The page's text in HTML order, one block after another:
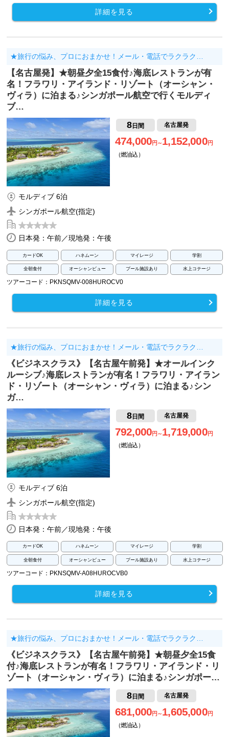
詳細を見る
★旅行の悩み、プロにおまかせ！メール・電話でラクラク…
【名古屋発】★朝昼夕全15食付♪海底レストランが有
名！フラワリ・アイランド・リゾート（オーシャン・
ヴィラ）に泊まる♪シンガポール航空で行くモルディ
ブ…
8日間 名古屋発
474,000円～1,152,000円
（燃油込）
モルディブ 6泊
シンガポール航空(指定)
日本発：午前／現地発：午後
カードOK ハネムーン マイレージ 学割
全朝食付 オーシャンビュー プール施設あり 水上コテージ
ツアーコード：PKNSQMV-008HUROCV0
詳細を見る
★旅行の悩み、プロにおまかせ！メール・電話でラクラク…
《ビジネスクラス》【名古屋午前発】★オールインク
ルーシブ♪海底レストランが有名！フラワリ・アイラン
ド・リゾート（オーシャン・ヴィラ）に泊まる♪シン
ガ…
8日間 名古屋発
792,000円～1,719,000円
（燃油込）
モルディブ 6泊
シンガポール航空(指定)
日本発：午前／現地発：午後
カードOK ハネムーン マイレージ 学割
全朝食付 オーシャンビュー プール施設あり 水上コテージ
ツアーコード：PKNSQMV-A08HUROCVB0
詳細を見る
★旅行の悩み、プロにおまかせ！メール・電話でラクラク…
《ビジネスクラス》【名古屋午前発】★朝昼夕全15食
付♪海底レストランが有名！フラワリ・アイランド・リ
ゾート（オーシャン・ヴィラ）に泊まる♪シンガポー…
8日間 名古屋発
681,000円～1,605,000円
（燃油込）